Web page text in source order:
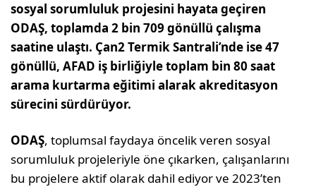
sosyal sorumluluk projesini hayata geçiren
ODAŞ, toplamda 2 bin 709 gönüllü çalışma
saatine ulaştı. Çan2 Termik Santrali’nde ise 47
gönüllü, AFAD iş birliğiyle toplam bin 80 saat
arama kurtarma eğitimi alarak akreditasyon
sürecini sürdürüyor.
ODAŞ, toplumsal faydaya öncelik veren sosyal
sorumluluk projeleriyle öne çıkarken, çalışanlarını
bu projelere aktif olarak dahil ediyor ve 2023’ten